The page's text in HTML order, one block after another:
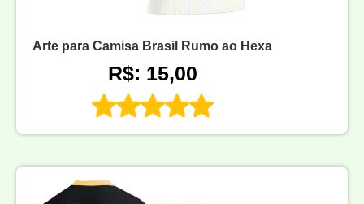
Arte para Camisa Brasil Rumo ao Hexa
R$: 15,00